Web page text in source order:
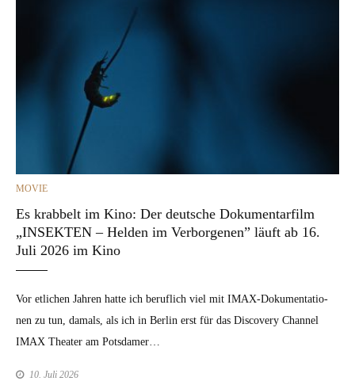
CATEGORIES
MOVIE
Es krabbelt im Kino: Der deutsche Dokumentarfilm
„INSEKTEN – Helden im Verborgenen” läuft ab 16.
Juli 2026 im Kino
Vor etlichen Jahren hat­te ich beru­flich viel mit IMAX-Doku­­men­­ta­­tio­­
nen zu tun, damals, als ich in Berlin erst für das Dis­cov­ery Chan­nel
IMAX The­ater am Pots­damer…
10. Juli 2026